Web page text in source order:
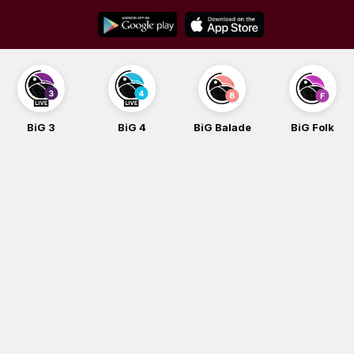
content
BiG 3 BiG 4 BiG Balade BiG Folk